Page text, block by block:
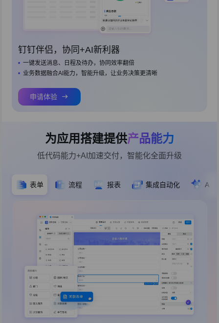
钉钉伴侣，协同+AI新利器
一键发送消息、日程及待办，协同效率翻倍
业务数据融合AI能力，智能升级，让业务决策更清晰
申请体验
为应用搭建提供产品能力
低代码能力+AI加速交付，智能化全面升级
表单 流程 报表 集成自动化 AI